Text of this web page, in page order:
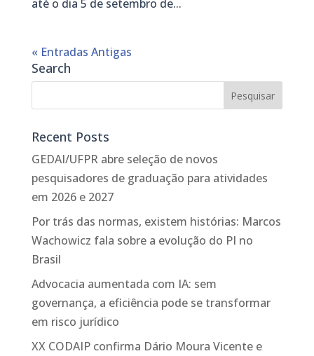
até o dia 5 de setembro de...
« Entradas Antigas
Search
Recent Posts
GEDAI/UFPR abre seleção de novos
pesquisadores de graduação para atividades
em 2026 e 2027
Por trás das normas, existem histórias: Marcos
Wachowicz fala sobre a evolução do PI no
Brasil
Advocacia aumentada com IA: sem
governança, a eficiência pode se transformar
em risco jurídico
XX CODAIP confirma Dário Moura Vicente e